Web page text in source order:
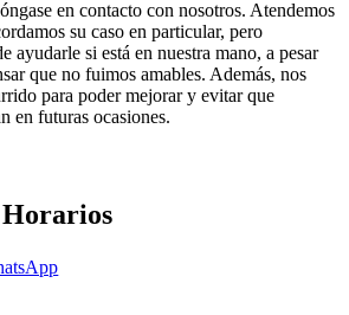
en contacto con nosotros. Atendemos
su caso en particular, pero
ayudarle si está en nuestra mano, a pesar
que no fuimos amables. Además, nos
para poder mejorar y evitar que
en futuras ocasiones.